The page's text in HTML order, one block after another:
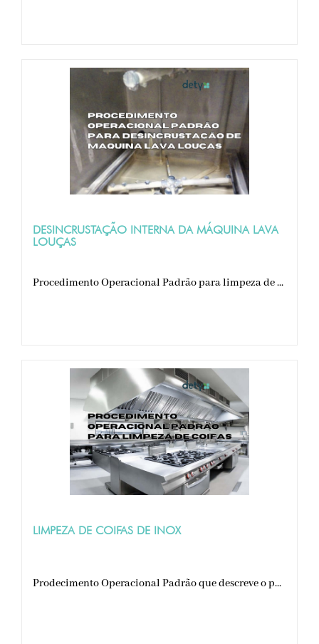
DESINCRUSTAÇÃO INTERNA DA MÁQUINA LAVA
LOUÇAS
Procedimento Operacional Padrão para limpeza de ...
LIMPEZA DE COIFAS DE INOX
Prodecimento Operacional Padrão que descreve o p...